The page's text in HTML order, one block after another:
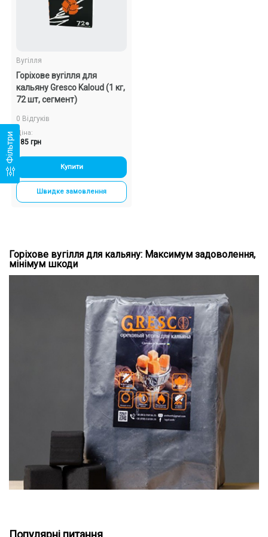
Вугілля
Горіхове вугілля для
кальяну Gresco Kaloud (1 кг,
72 шт, сегмент)
0 Відгуків
Ціна:
185 грн
Купити
Швидке замовлення
Горіхове вугілля для кальяну: Максимум задоволення,
мінімум шкоди
Горіхове вугілля для кальяну є ідеальним вибором для
Фільтри